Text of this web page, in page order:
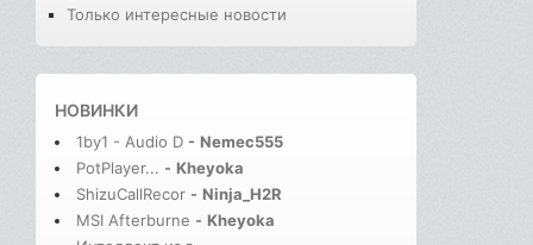
Только интересные новости
НОВИНКИ
1by1 - Audio D - Nemec555
PotPlayer... - Kheyoka
ShizuCallRecor - Ninja_H2R
MSI Afterburne - Kheyoka